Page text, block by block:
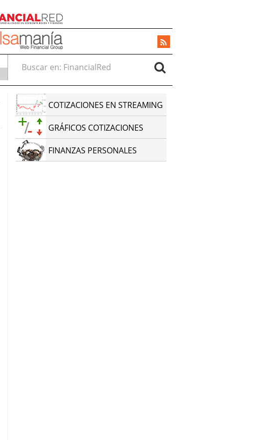
Buscar en:
COTIZACIONES EN STREAMING
GRÁFICOS COTIZACIONES
FINANZAS PERSONALES